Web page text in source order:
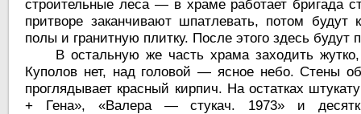
строительные леса — в храме работает бригада
притворе заканчивают шпатлевать, потом будут
полы и гранитную плитку. После этого здесь будут
В остальную же часть храма заходить
Куполов нет, над головой — ясное небо. Стены
проглядывает красный кирпич. На остатках
+ Гена», «Валера — стукач. 1973» и